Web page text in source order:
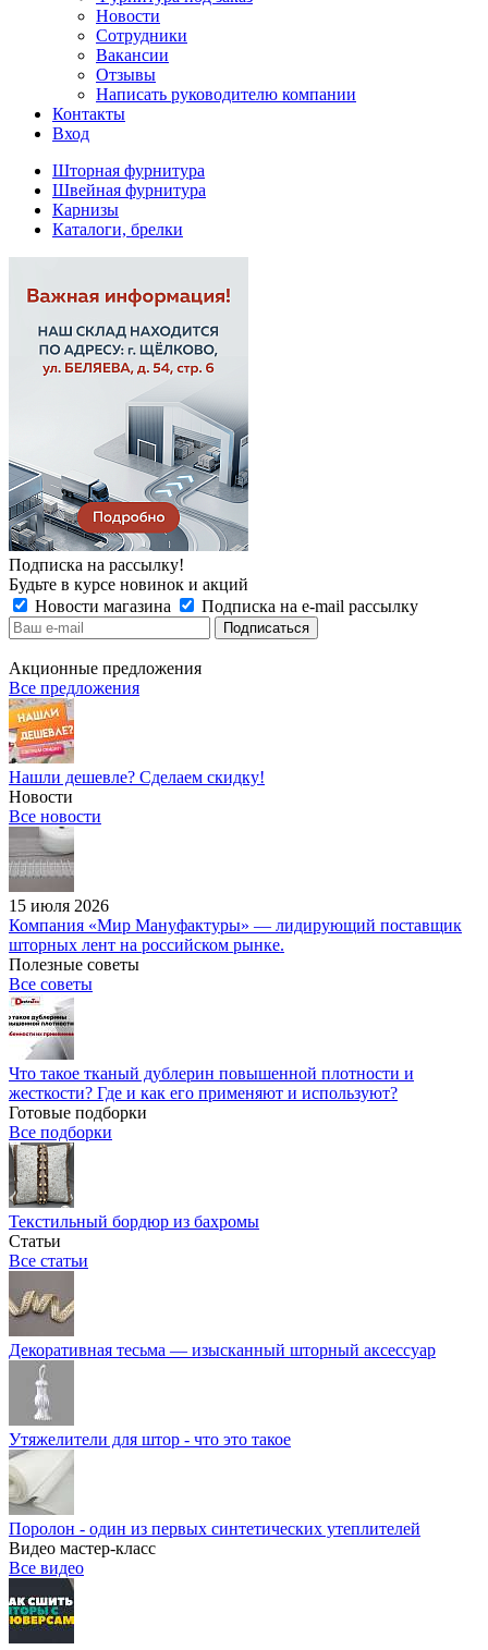
Новости
Сотрудники
Вакансии
Отзывы
Написать руководителю компании
Контакты
Вход
Шторная фурнитура
Швейная фурнитура
Карнизы
Каталоги, брелки
Подписка на рассылку!
Будьте в курсе новинок и акций
Новости магазина
Подписка на e-mail рассылку
Акционные предложения
Все предложения
Нашли дешевле? Сделаем скидку!
Новости
Все новости
15 июля 2026
Компания «Мир Мануфактуры» — лидирующий поставщик
шторных лент на российском рынке.
Полезные советы
Все советы
Что такое тканый дублерин повышенной плотности и
жесткости? Где и как его применяют и используют?
Готовые подборки
Все подборки
Текстильный бордюр из бахромы
Статьи
Все статьи
Декоративная тесьма — изысканный шторный аксессуар
Утяжелители для штор - что это такое
Поролон - один из первых синтетических утеплителей
Видео мастер-класс
Все видео